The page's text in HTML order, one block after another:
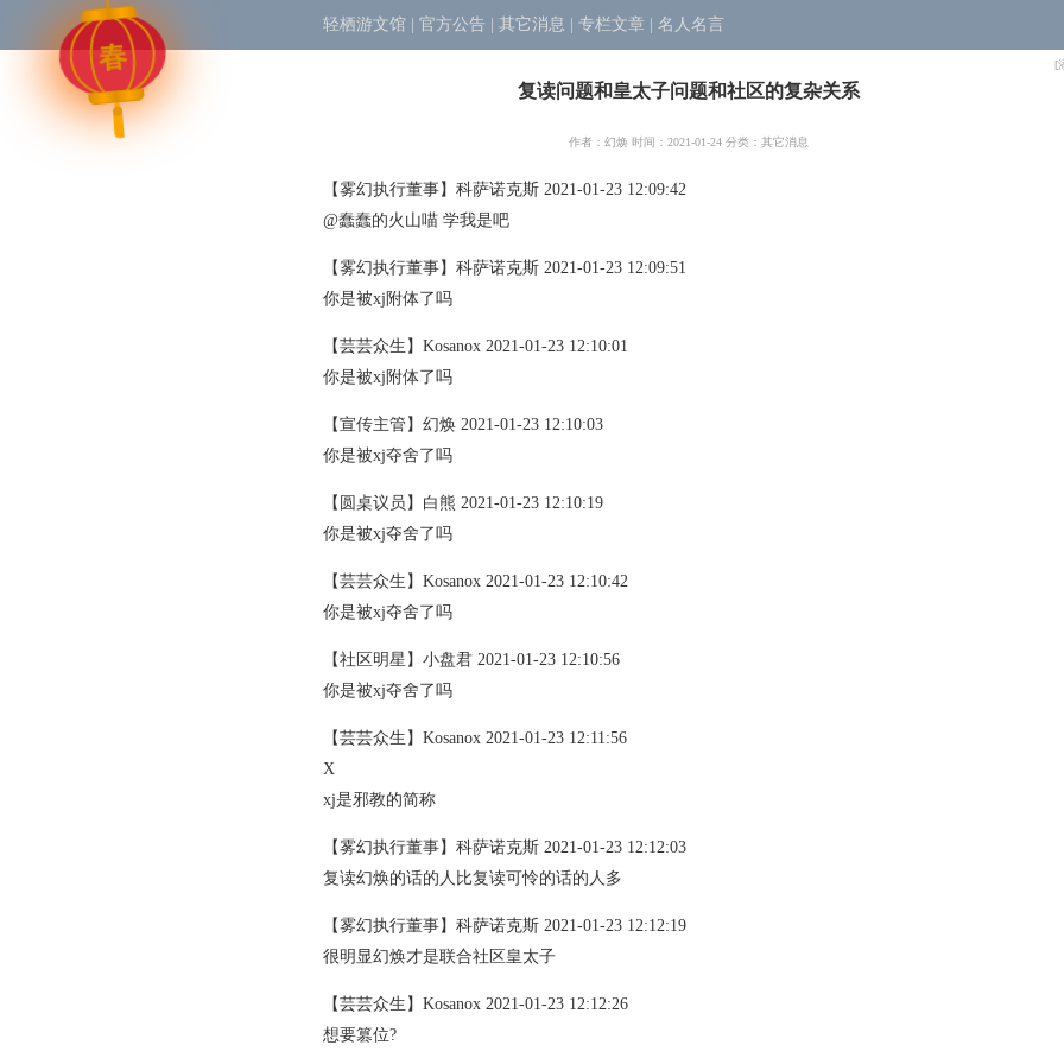
轻栖游文馆 官方公告 其它消息 专栏文章 名人名言
复读问题和皇太子问题和社区的复杂关系
作者： 幻焕 时间：2021-01-24 分类： 其它消息
【雾幻执行董事】科萨诺克斯 2021-01-23 12:09:42
@蠢蠢的火山喵 学我是吧
【雾幻执行董事】科萨诺克斯 2021-01-23 12:09:51
你是被xj附体了吗
【芸芸众生】Kosanox 2021-01-23 12:10:01
你是被xj附体了吗
【宣传主管】幻焕 2021-01-23 12:10:03
你是被xj夺舍了吗
【圆桌议员】白熊 2021-01-23 12:10:19
你是被xj夺舍了吗
【芸芸众生】Kosanox 2021-01-23 12:10:42
你是被xj夺舍了吗
【社区明星】小盘君 2021-01-23 12:10:56
你是被xj夺舍了吗
【芸芸众生】Kosanox 2021-01-23 12:11:56
X
xj是邪教的简称
【雾幻执行董事】科萨诺克斯 2021-01-23 12:12:03
复读幻焕的话的人比复读可怜的话的人多
【雾幻执行董事】科萨诺克斯 2021-01-23 12:12:19
很明显幻焕才是联合社区皇太子
【芸芸众生】Kosanox 2021-01-23 12:12:26
想要篡位?
[
春